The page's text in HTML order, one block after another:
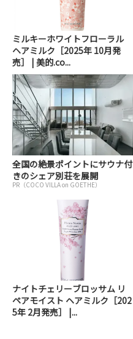
ミルキーホワイトフローラル
ヘアミルク［2025年 10月発
売］ | 美的.co...
全国の絶景ポイントにサウナ付
きのシェア別荘を展開
PR（COCO VILLA on GOETHE）
ナイトチェリーブロッサム リ
ペアモイスト ヘアミルク［202
5年 2月発売］ |...